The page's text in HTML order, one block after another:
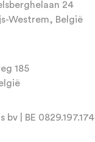
24
Westrem, België
185
| BE 0829.197.174